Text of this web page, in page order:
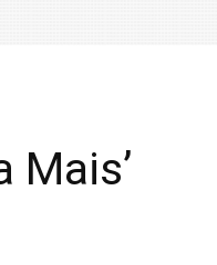
Mais’